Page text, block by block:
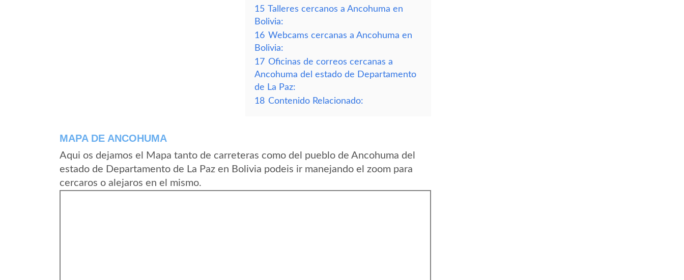
15 Talleres cercanos a Ancohuma en
Bolivia:
16 Webcams cercanas a Ancohuma en
Bolivia:
17 Oficinas de correos cercanas a
Ancohuma del estado de Departamento
de La Paz:
18 Contenido Relacionado:
MAPA DE ANCOHUMA
Aqui os dejamos el Mapa tanto de carreteras como del pueblo de Ancohuma del
estado de Departamento de La Paz en Bolivia podeis ir manejando el zoom para
cercaros o alejaros en el mismo.